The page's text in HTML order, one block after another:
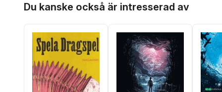
Du kanske också är intresserad av